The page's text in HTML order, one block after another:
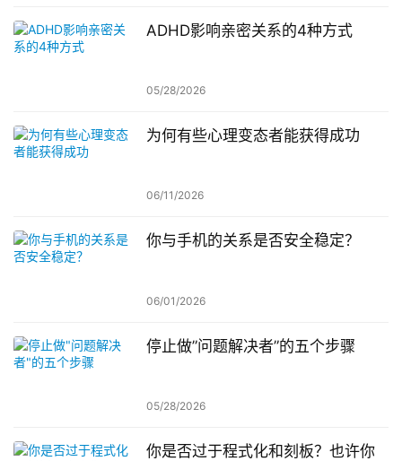
ADHD影响亲密关系的4种方式
05/28/2026
为何有些心理变态者能获得成功
06/11/2026
你与手机的关系是否安全稳定？
06/01/2026
停止做”问题解决者”的五个步骤
05/28/2026
你是否过于程式化和刻板？也许你